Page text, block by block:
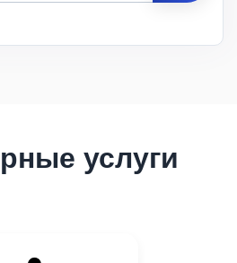
услуги